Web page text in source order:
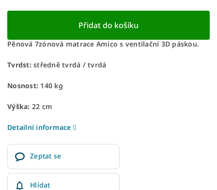
Přidat do košíku
Pěnová 7zónová matrace Amico s ventilační 3D páskou.
Tvrdst:středně tvrdá / tvrdá
Nosnost: 140 kg
Výška: 22 cm
Detailní informace
Zeptat se
Hlídat